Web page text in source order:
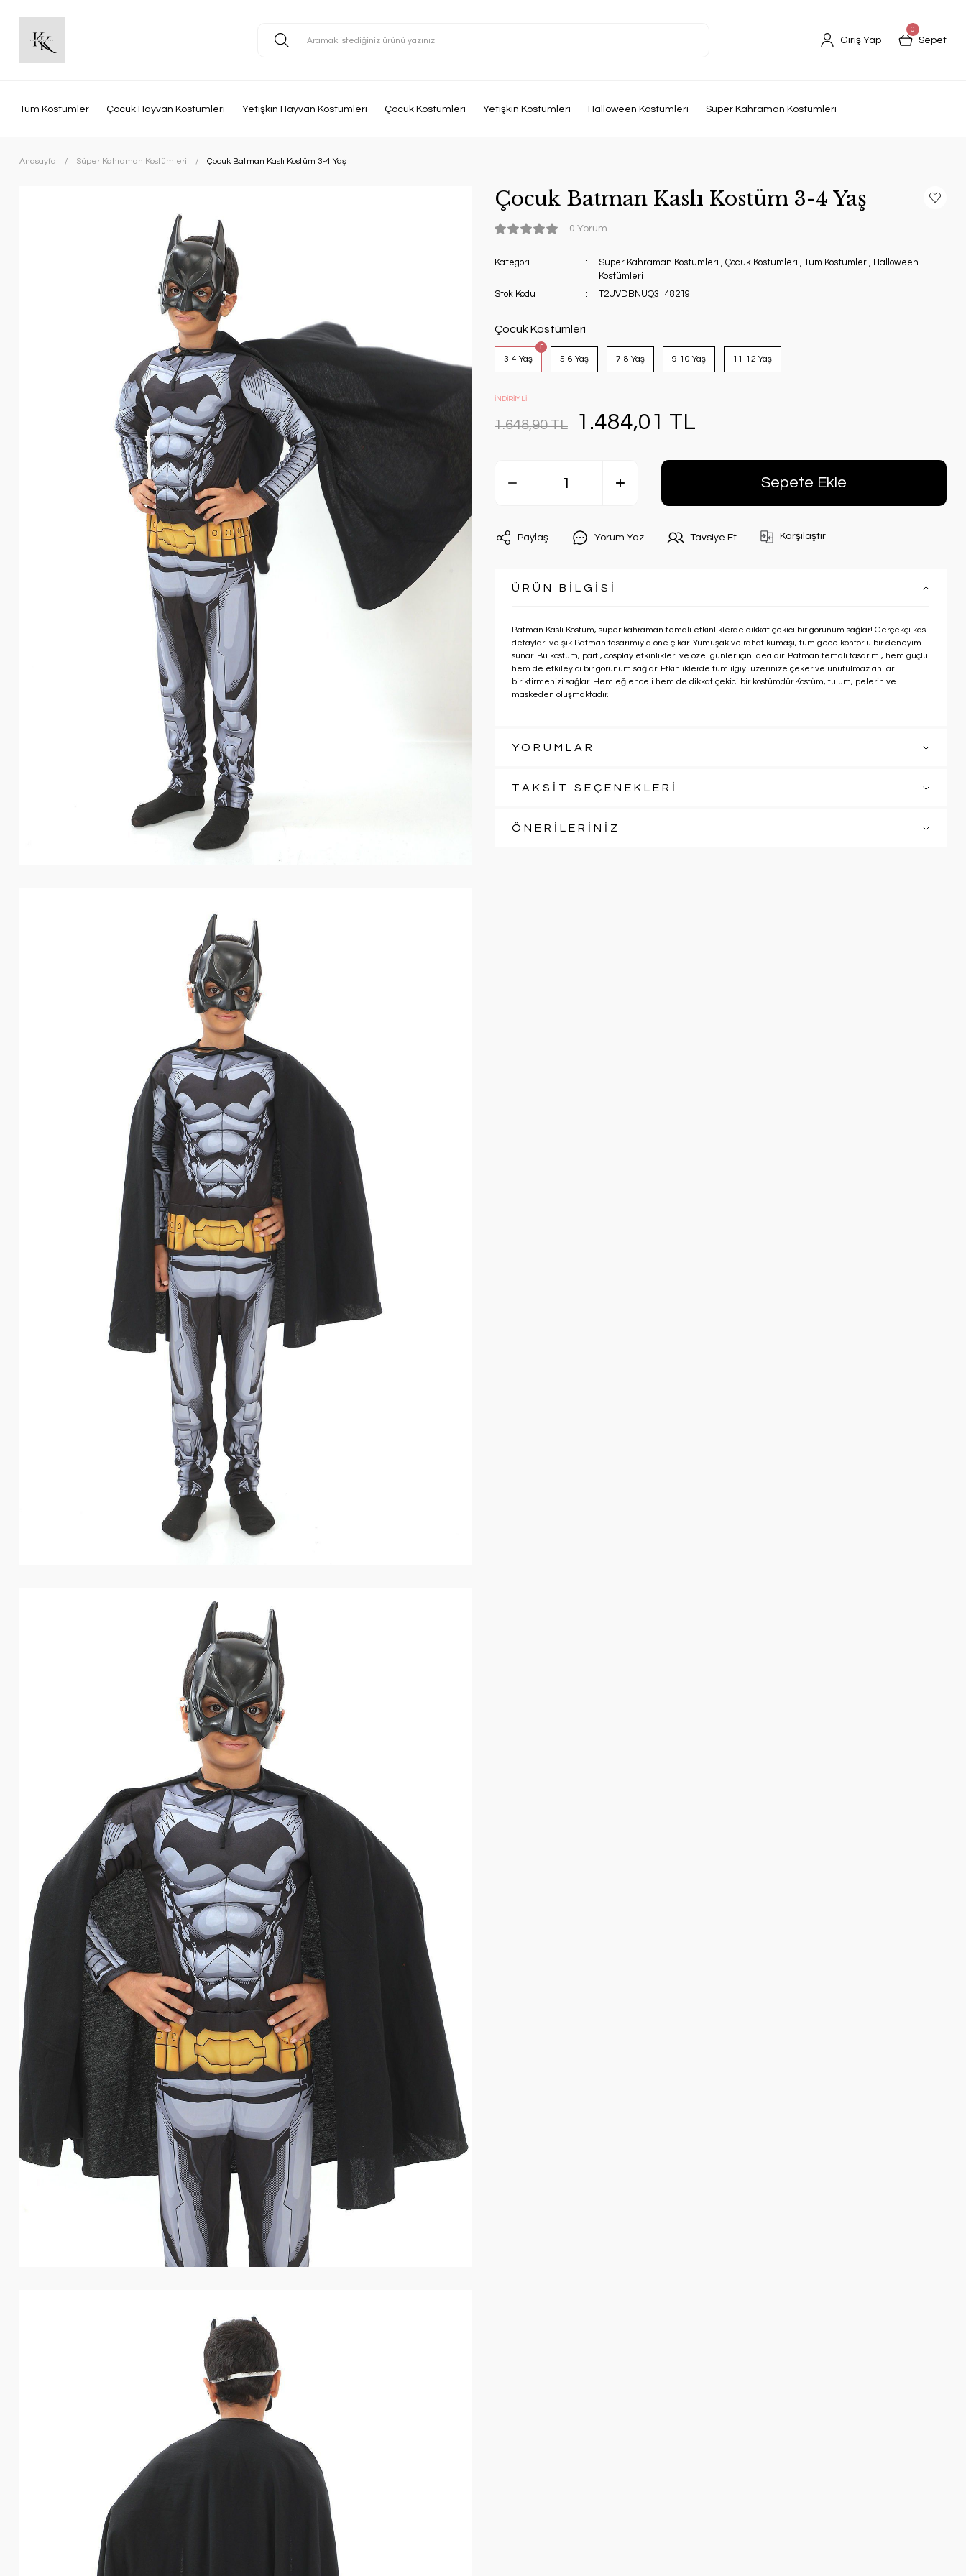
Giriş Yap Sepet
0
Tüm Kostümler Çocuk Hayvan Kostümleri Yetişkin Hayvan Kostümleri Çocuk Kostümleri Yetişkin Kostümleri Halloween Kostümleri Süper Kahraman Kostümleri
Anasayfa Süper Kahraman Kostümleri Çocuk Batman Kaslı Kostüm 3-4 Yaş
Çocuk Batman Kaslı Kostüm 3-4 Yaş
0 Yorum
Kategori Süper Kahraman Kostümleri , Çocuk Kostümleri , Tüm Kostümler , Halloween
Kostümleri
Stok Kodu
T2UVDBNUQ3_48219
Çocuk Kostümleri
3-4 Yaş 5-6 Yaş 7-8 Yaş 9-10 Yaş 11-12 Yaş
İNDİRİMLİ
1.648,90 TL 1.484,01 TL
Sepete Ekle
Paylaş Yorum Yaz Tavsiye Et Karşılaştır
ÜRÜN BİLGİSİ
Batman Kaslı Kostüm, süper kahraman temalı etkinliklerde dikkat çekici bir görünüm sağlar! Gerçekçi kas
detayları ve şık Batman tasarımıyla öne çıkar. Yumuşak ve rahat kumaşı, tüm gece konforlu bir deneyim
sunar. Bu kostüm, parti, cosplay etkinlikleri ve özel günler için idealdir. Batman temalı tasarımı, hem güçlü
hem de etkileyici bir görünüm sağlar. Etkinliklerde tüm ilgiyi üzerinize çeker ve unutulmaz anılar
biriktirmenizi sağlar. Hem eğlenceli hem de dikkat çekici bir kostümdür.Kostüm, tulum, pelerin ve
maskeden oluşmaktadır.
YORUMLAR
TAKSİT SEÇENEKLERİ
ÖNERİLERİNİZ